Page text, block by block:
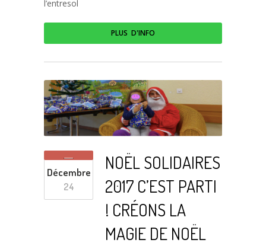
l’entresol
PLUS D'INFO
Décembre
24
NOËL SOLIDAIRES
2017 C’EST PARTI
! CRÉONS LA
MAGIE DE NOËL